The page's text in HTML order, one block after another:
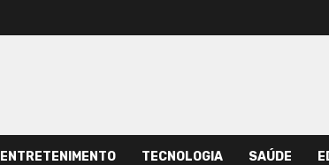
ENTRETENIMENTO TECNOLOGIA SAÚDE